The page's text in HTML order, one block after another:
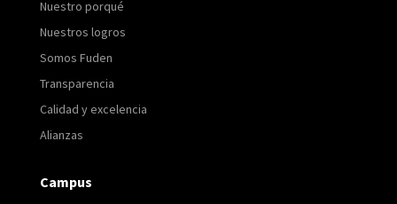
Nuestro porqué
Nuestros logros
Somos Fuden
Transparencia
Calidad y excelencia
Alianzas
Campus